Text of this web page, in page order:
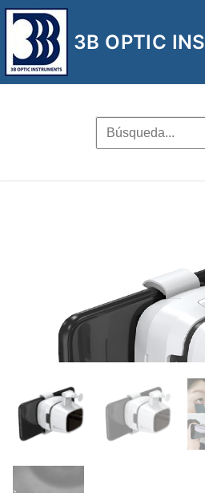
Ir
contenido
3B OPTIC
Buscar
por: